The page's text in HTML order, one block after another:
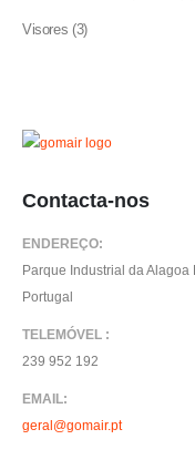
Visores 33
Contacta-nos
ENDEREÇO:
Parque Industrial da Alagoa
Portugal
TELEMÓVEL :
239 952 192
EMAIL:
geral@gomair.pt